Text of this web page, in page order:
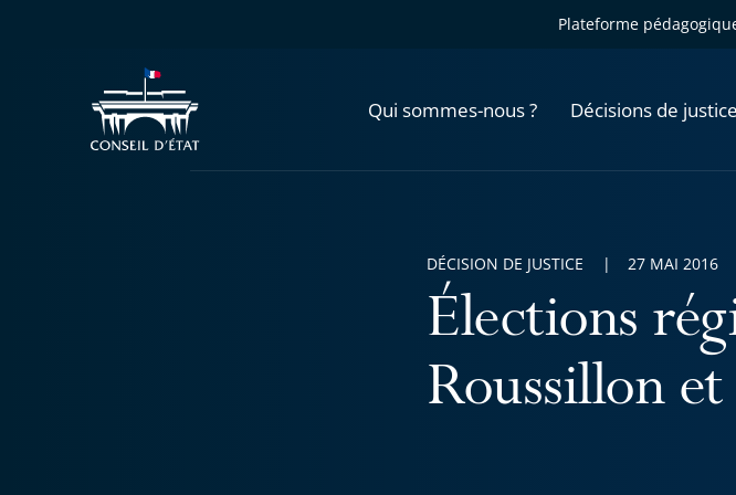
Plateforme
Qui sommes-nous ? Décisions de justice
Élections
Roussillon
DÉCISION DE JUSTICE 27 MAI 2016